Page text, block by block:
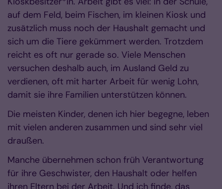
auf dem Feld, beim Fischen, im kleinen Kiosk und
zusätzlich muss noch der Haushalt gemacht und
sich um die Tiere gekümmert werden. Trotzdem
reicht es oft nur gerade so. Viele Menschen
versuchen deshalb auch, im Ausland Geld zu
verdienen, oft mit harter Arbeit für wenig Lohn,
damit sie ihre Familien unterstützen können.
Die meisten Kinder, denen ich hier begegne, leben
mit vielen anderen zusammen und sind sehr viel
draußen.
Manche übernehmen schon früh Verantwortung
für ihre Geschwister, den Haushalt oder helfen
ihren Eltern bei der Arbeit. Und ich finde, das